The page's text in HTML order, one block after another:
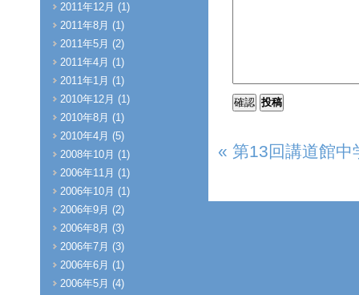
« 第13回講道館中
2011年12月 (1)
2011年8月 (1)
2011年5月 (2)
2011年4月 (1)
2011年1月 (1)
2010年12月 (1)
2010年8月 (1)
2010年4月 (5)
2008年10月 (1)
2006年11月 (1)
2006年10月 (1)
2006年9月 (2)
2006年8月 (3)
2006年7月 (3)
2006年6月 (1)
2006年5月 (4)